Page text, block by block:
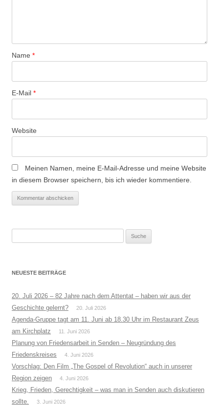
o
Name *
E-Mail *
Website
Meinen Namen, meine E-Mail-Adresse und meine Website
in diesem Browser speichern, bis ich wieder kommentiere.
NEUESTE BEITRÄGE
20. Juli 2026 – 82 Jahre nach dem Attentat – haben wir aus der
Geschichte gelernt?
20. Juli 2026
Agenda-Gruppe tagt am 11. Juni ab 18.30 Uhr im Restaurant Zeus
am Kirchplatz
11. Juni 2026
Planung von Friedensarbeit in Senden – Neugründung des
Friedenskreises
4. Juni 2026
Vorschlag: Den Film „The Gospel of Revolution“ auch in unserer
Region zeigen
4. Juni 2026
Krieg, Frieden, Gerechtigkeit – was man in Senden auch diskutieren
sollte.
3. Juni 2026